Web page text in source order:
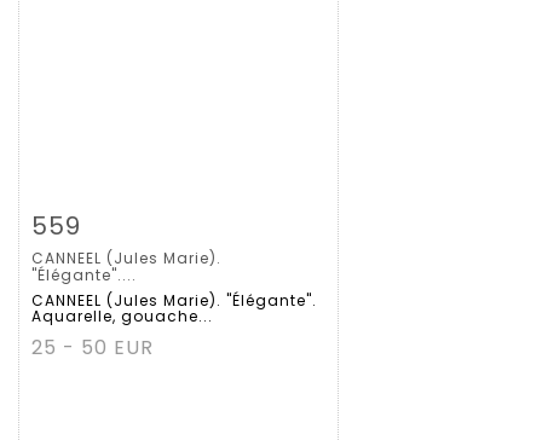
拍品详情
559
CANNEEL (Jules Marie).
"Élégante"....
CANNEEL (Jules Marie). "Élégante".
Aquarelle, gouache...
25 - 50 EUR